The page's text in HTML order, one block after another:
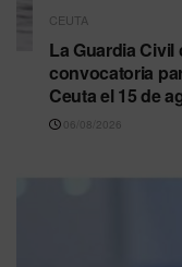
CEUTA
La Guardia
convocatoria
Ceuta el 15 de
06/08/2026